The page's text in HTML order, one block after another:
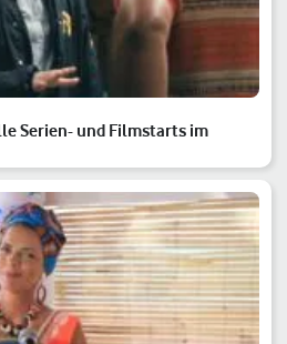
Serien- und Filmstarts im